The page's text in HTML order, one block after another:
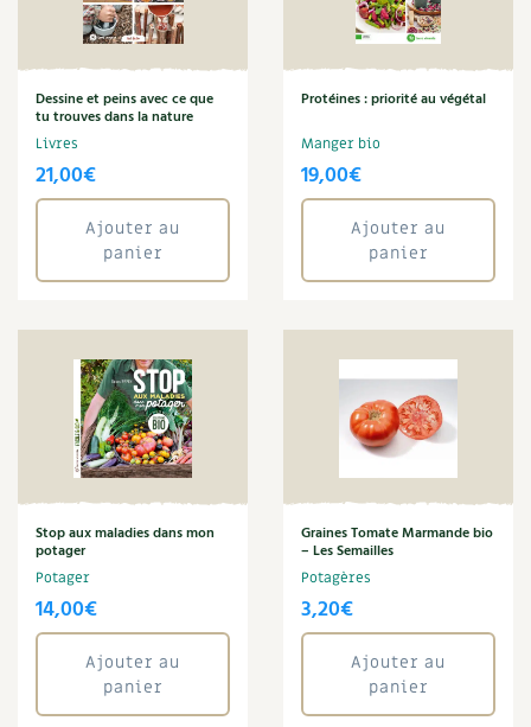
Dessine et peins avec ce que
tu trouves dans la nature
Livres
21,00€
Ajouter au
panier
Protéines : priorité au végétal
Manger bio
19,00€
Ajouter au
panier
Stop aux maladies dans mon
potager
Potager
14,00€
Ajouter au
panier
Graines Tomate Marmande bio
– Les Semailles
Potagères
3,20€
Ajouter au
panier